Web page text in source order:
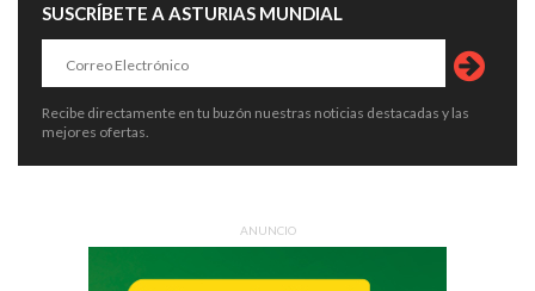
SUSCRÍBETE A ASTURIAS MUNDIAL
Recibe directamente en tu buzón nuestras noticias destacadas y las
mejores ofertas.
ANUNCIO